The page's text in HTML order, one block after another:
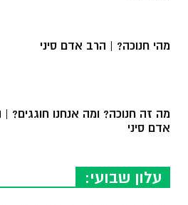
מהי חנוכה? | הרב אדם סיני
מה זה חנוכה? ומה אנחנו חוגגים? |
אדם סיני
עלון שבועי: